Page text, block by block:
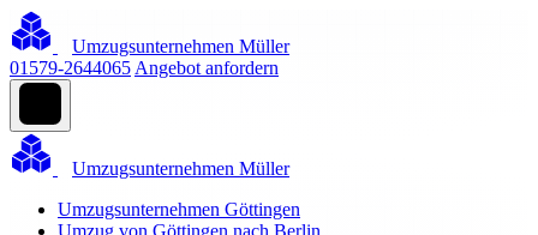
Umzugsunternehmen Müller
01579-2644065 Angebot anfordern
Umzugsunternehmen Müller
Umzugsunternehmen Göttingen
Umzug von Göttingen nach Berlin